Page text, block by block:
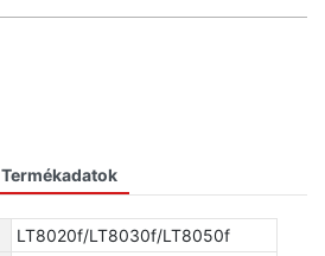
Termékadatok
LT8020f/LT8030f/LT8050f